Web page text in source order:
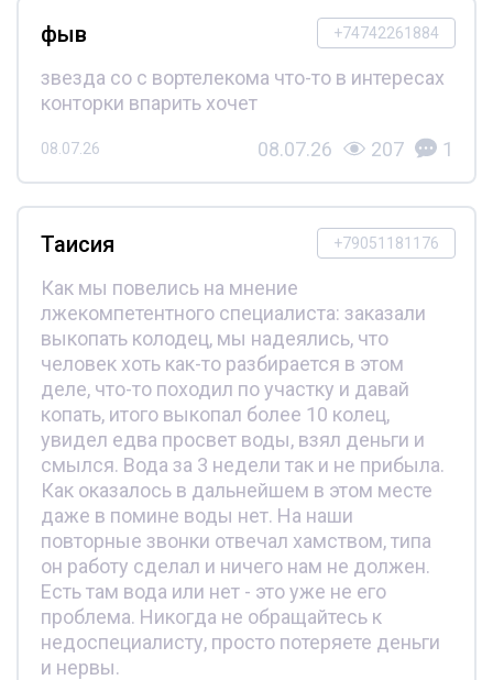
+74742261884
фыв
звезда со с вортелекома что-то в интересах
конторки впарить хочет
08.07.26 08.07.26 207 1
+79051181176
Таисия
Как мы повелись на мнение
лжекомпетентного специалиста: заказали
выкопать колодец, мы надеялись, что
человек хоть как-то разбирается в этом
деле, что-то походил по участку и давай
копать, итого выкопал более 10 колец,
увидел едва просвет воды, взял деньги и
смылся. Вода за 3 недели так и не прибыла.
Как оказалось в дальнейшем в этом месте
даже в помине воды нет. На наши
повторные звонки отвечал хамством, типа
он работу сделал и ничего нам не должен.
Есть там вода или нет - это уже не его
проблема. Никогда не обращайтесь к
недоспециалисту, просто потеряете деньги
и нервы.